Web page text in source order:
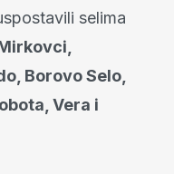
selima
Borovo Selo,
Vera i